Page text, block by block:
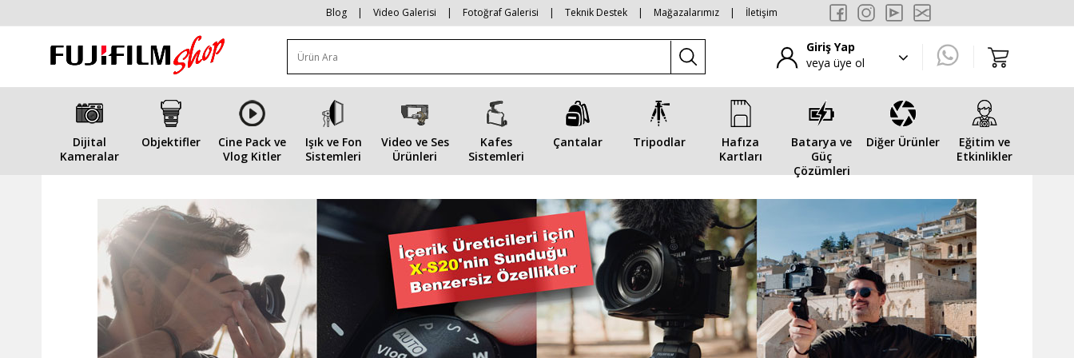
Blog | Video Galerisi | Fotoğraf Galerisi | Teknik Destek | Mağazalarımız | İletişim
Giriş Yap
veya üye ol
Dijital
Kameralar
Objektifler
Cine Pack ve
Vlog Kitler
Işık ve Fon
Sistemleri
Video ve Ses
Ürünleri
Kafes
Sistemleri
Çantalar Tripodlar
Hafıza
Kartları
Batarya ve
Güç
Çözümleri
Diğer Ürünler
Eğitim ve
Etkinlikler